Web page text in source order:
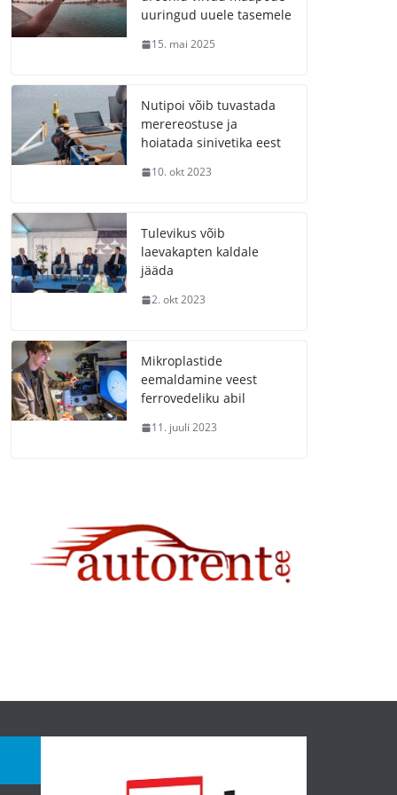
uuringud uuele tasemele
15. mai 2025
Nutipoi võib tuvastada
merereostuse ja
hoiatada sinivetika eest
10. okt 2023
Tulevikus võib
laevakapten kaldale
jääda
2. okt 2023
Mikroplastide
eemaldamine veest
ferrovedeliku abil
11. juuli 2023